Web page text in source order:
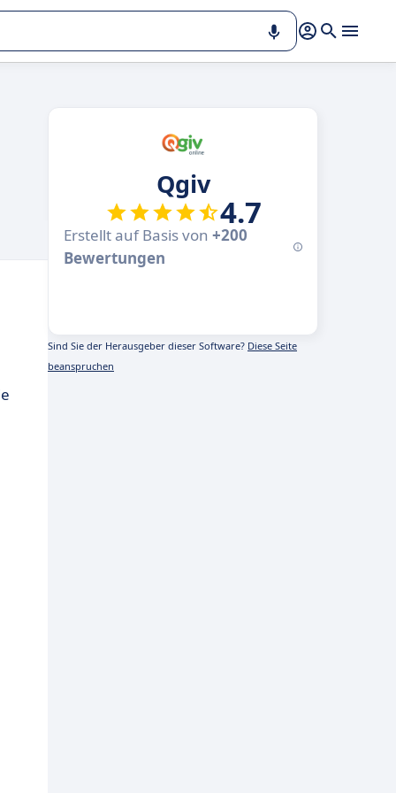
Qgiv
4.7
Erstellt auf Basis von +200
Bewertungen
Sind Sie der Herausgeber dieser Software? Diese Seite
beanspruchen